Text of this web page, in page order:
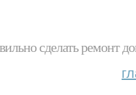
сделать ремонт